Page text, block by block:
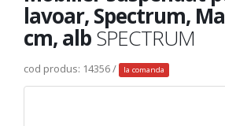
lavoar, Spectrum,
cm, albSPECTRUM
cod produs: 14356 / la comanda